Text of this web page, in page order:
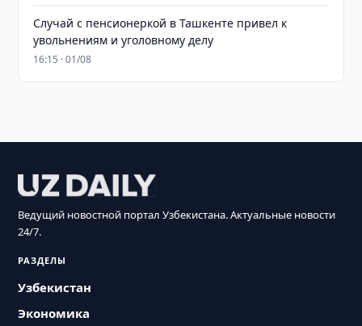
Случай с пенсионеркой в Ташкенте привел к
увольнениям и уголовному делу
16:15 · 01/08
Ведущий новостной портал Узбекистана. Актуальные новости
24/7.
РАЗДЕЛЫ
Узбекистан
Экономика